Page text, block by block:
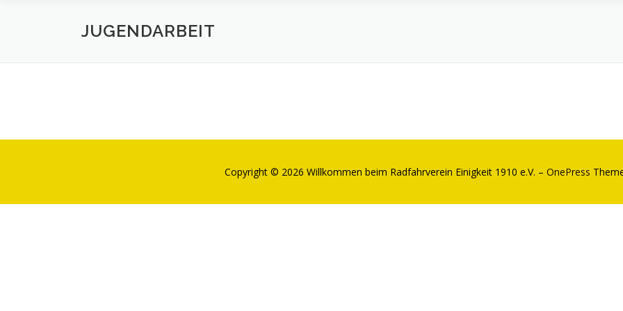
JUGENDARBEIT
Copyright © 2026 Willkommen beim Radfahrverein Einigkeit 1910 e.V. – OnePress